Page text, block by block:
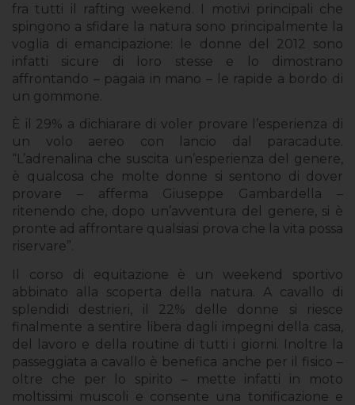
fra tutti il rafting weekend. I motivi principali che
spingono a sfidare la natura sono principalmente la
voglia di emancipazione: le donne del 2012 sono
infatti sicure di loro stesse e lo dimostrano
affrontando – pagaia in mano – le rapide a bordo di
un gommone.
È il 29% a dichiarare di voler provare l’esperienza di
un volo aereo con lancio dal paracadute.
“L’adrenalina che suscita un’esperienza del genere,
è qualcosa che molte donne si sentono di dover
provare – afferma Giuseppe Gambardella –
ritenendo che, dopo un’avventura del genere, si è
pronte ad affrontare qualsiasi prova che la vita possa
riservare”.
Il corso di equitazione è un weekend sportivo
abbinato alla scoperta della natura. A cavallo di
splendidi destrieri, il 22% delle donne si riesce
finalmente a sentire libera dagli impegni della casa,
del lavoro e della routine di tutti i giorni. Inoltre la
passeggiata a cavallo è benefica anche per il fisico –
oltre che per lo spirito – mette infatti in moto
moltissimi muscoli e consente una tonificazione e